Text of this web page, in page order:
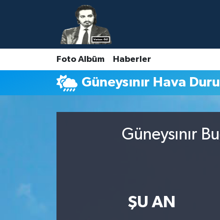
Foto Albüm Haberler
Güneysınır Hava
Güneysınır
ŞU AN
Nöbetçi Eczaneler
Hava Durumu
Namaz Vakitleri
Trafik Durumu
Süper Lig Puan Durumu ve Fikstür